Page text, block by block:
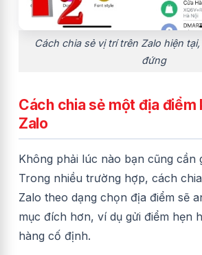
Cách chia sẻ vị trí trên Zalo hiện
đứng
Cách chia sẻ một địa điểm
Zalo
Không phải lúc nào bạn cũng cần
Trong nhiều trường hợp, cách
Zalo theo dạng chọn địa điểm sẽ
mục đích hơn, ví dụ gửi điểm hẹn
hàng cố định.